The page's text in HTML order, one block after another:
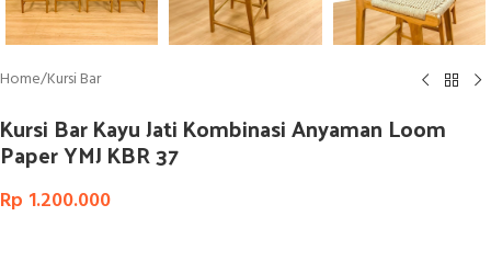
Home/Kursi Bar
Kursi Bar Kayu Jati Kombinasi Anyaman Loom
Paper YMJ KBR 37
Rp 1.200.000